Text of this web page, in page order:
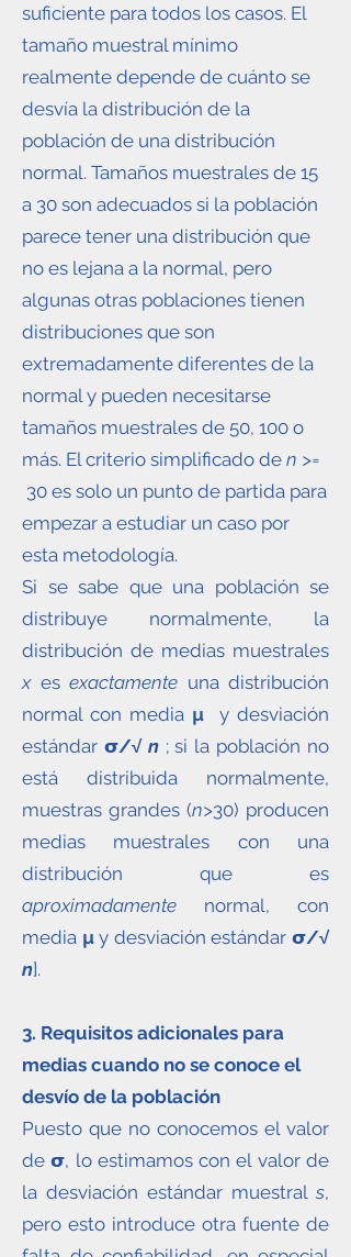
suficiente para todos los casos. El
tamaño muestral mínimo
realmente depende de cuánto se
desvía la distribución de la
población de una distribución
normal. Tamaños muestrales de 15
a 30 son adecuados si la población
parece tener una distribución que
no es lejana a la normal, pero
algunas otras poblaciones tienen
distribuciones que son
extremadamente diferentes de la
normal y pueden necesitarse
tamaños muestrales de 50, 100 o
más. El criterio simplificado de n >=
30 es solo un punto de partida para
empezar a estudiar un caso por
esta metodología.
Si se sabe que una población se
distribuye normalmente, la
distribución de medias muestrales
x es exactamente una distribución
normal con media µ
y desviación
estándar 𝞂/√ n; si la población no
está distribuida normalmente,
muestras grandes (n>30) producen
medias muestrales con una
distribución que es
aproximadamente normal, con
media µy desviación estándar𝞂/√
n].
3. Requisitos adicionales para
medias cuando no se conoce el
desvío de la población
Puesto que no conocemos el valor
de𝞂, lo estimamos con el valor de
la desviación estándar muestral s,
pero esto introduce otra fuente de